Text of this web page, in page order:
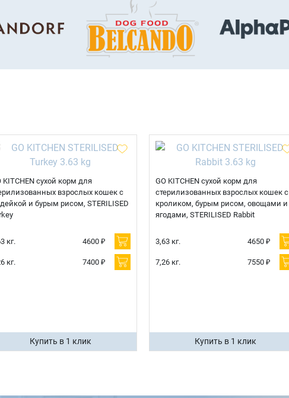
KITCHEN сухой корм для
взрослых кошек с
и бурым рисом, STERILISED
кг. 4600 ₽
кг. 7400 ₽
Купить в 1 клик
GO KITCHEN сухой корм для
стерилизованных взрослых кошек с
кроликом, бурым рисом, овощами и
ягодами, STERILISED Rabbit
3,63 кг. 4650 ₽
7,26 кг. 7550 ₽
Купить в 1 клик